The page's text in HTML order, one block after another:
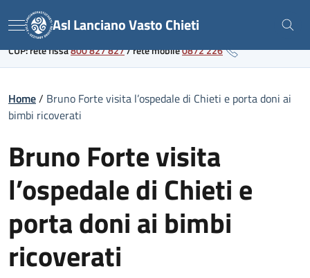
to
content
Link al portale sanitario regionale
Menu Asl Lanciano Vasto Chieti
CUP: rete fissa800 827 827/rete mobile0872 226
Home/ Bruno Forte visita l’ospedale di Chieti e porta doni ai
bimbi ricoverati
Bruno Forte visita
l’ospedale di Chieti e
porta doni ai bimbi
ricoverati